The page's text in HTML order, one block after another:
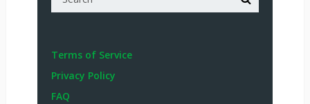
Terms of Service
Privacy Policy
FAQ